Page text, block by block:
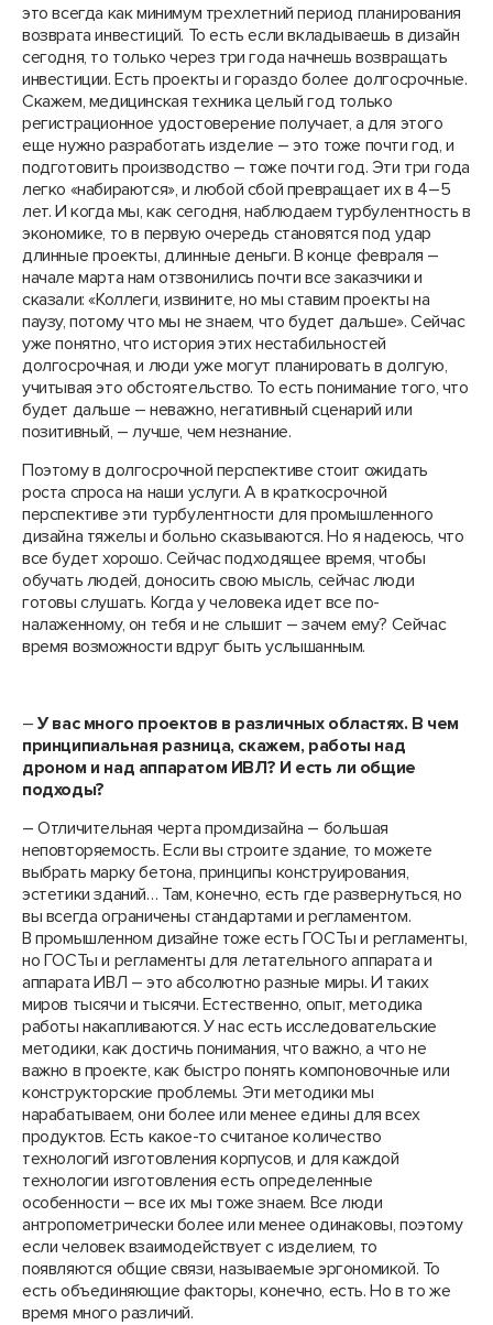
это всегда как минимум трехлетний период планирования
возврата инвестиций. То есть если вкладываешь в дизайн
сегодня, то только через три года начнешь возвращать
инвестиции. Есть проекты и гораздо более долгосрочные.
Скажем, медицинская техника целый год только
регистрационное удостоверение получает, а для этого
еще нужно разработать изделие – это тоже почти год, и
подготовить производство – тоже почти год. Эти три года
легко «набираются», и любой сбой превращает их в 4–5
лет. И когда мы, как сегодня, наблюдаем турбулентность в
экономике, то в первую очередь становятся под удар
длинные проекты, длинные деньги. В конце февраля –
начале марта нам отзвонились почти все заказчики и
сказали: «Коллеги, извините, но мы ставим проекты на
паузу, потому что мы не знаем, что будет дальше». Сейчас
уже понятно, что история этих нестабильностей
долгосрочная, и люди уже могут планировать в долгую,
учитывая это обстоятельство. То есть понимание того, что
будет дальше – неважно, негативный сценарий или
позитивный, – лучше, чем незнание.
Поэтому в долгосрочной перспективе стоит ожидать
роста спроса на наши услуги. А в краткосрочной
перспективе эти турбулентности для промышленного
дизайна тяжелы и больно сказываются. Но я надеюсь, что
все будет хорошо. Сейчас подходящее время, чтобы
обучать людей, доносить свою мысль, сейчас люди
готовы слушать. Когда у человека идет все по-
налаженному, он тебя и не слышит – зачем ему? Сейчас
время возможности вдруг быть услышанным.
– У вас много проектов в различных областях. В чем
принципиальная разница, скажем, работы над
дроном и над аппаратом ИВЛ? И есть ли общие
подходы?
– Отличительная черта промдизайна – большая
неповторяемость. Если вы строите здание, то можете
выбрать марку бетона, принципы конструирования,
эстетики зданий… Там, конечно, есть где развернуться, но
вы всегда ограничены стандартами и регламентом.
В промышленном дизайне тоже есть ГОСТы и регламенты,
но ГОСТы и регламенты для летательного аппарата и
аппарата ИВЛ – это абсолютно разные миры. И таких
миров тысячи и тысячи. Естественно, опыт, методика
работы накапливаются. У нас есть исследовательские
методики, как достичь понимания, что важно, а что не
важно в проекте, как быстро понять компоновочные или
конструкторские проблемы. Эти методики мы
нарабатываем, они более или менее едины для всех
продуктов. Есть какое-то считаное количество
технологий изготовления корпусов, и для каждой
технологии изготовления есть определенные
особенности – все их мы тоже знаем. Все люди
антропометрически более или менее одинаковы, поэтому
если человек взаимодействует с изделием, то
появляются общие связи, называемые эргономикой. То
есть объединяющие факторы, конечно, есть. Но в то же
время много различий.